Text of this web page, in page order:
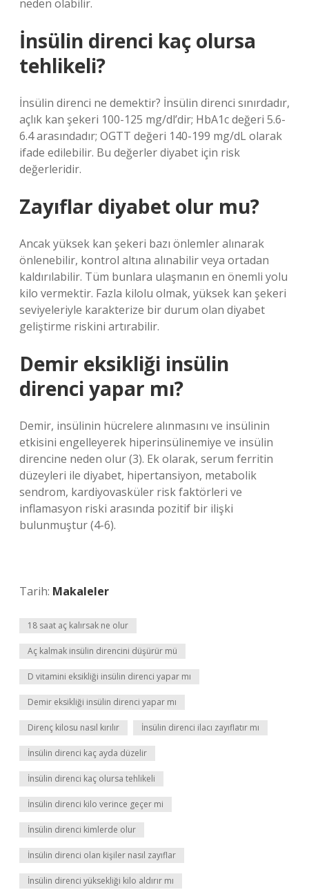
neden olabilir.
İnsülin direnci kaç olursa
tehlikeli?
İnsülin direnci ne demektir? İnsülin direnci sınırdadır,
açlık kan şekeri 100-125 mg/dl’dir; HbA1c değeri 5.6-
6.4 arasındadır; OGTT değeri 140-199 mg/dL olarak
ifade edilebilir. Bu değerler diyabet için risk
değerleridir.
Zayıflar diyabet olur mu?
Ancak yüksek kan şekeri bazı önlemler alınarak
önlenebilir, kontrol altına alınabilir veya ortadan
kaldırılabilir. Tüm bunlara ulaşmanın en önemli yolu
kilo vermektir. Fazla kilolu olmak, yüksek kan şekeri
seviyeleriyle karakterize bir durum olan diyabet
geliştirme riskini artırabilir.
Demir eksikliği insülin
direnci yapar mı?
Demir, insülinin hücrelere alınmasını ve insülinin
etkisini engelleyerek hiperinsülinemiye ve insülin
direncine neden olur (3). Ek olarak, serum ferritin
düzeyleri ile diyabet, hipertansiyon, metabolik
sendrom, kardiyovasküler risk faktörleri ve
inflamasyon riski arasında pozitif bir ilişki
bulunmuştur (4-6).
Tarih: Makaleler
18 saat aç kalırsak ne olur
Aç kalmak insülin direncini düşürür mü
D vitamini eksikliği insülin direnci yapar mı
Demir eksikliği insülin direnci yapar mı
Direnç kilosu nasıl kırılır İnsülin direnci ilacı zayıflatır mı
İnsülin direnci kaç ayda düzelir
İnsülin direnci kaç olursa tehlikeli
İnsülin direnci kilo verince geçer mi
İnsülin direnci kimlerde olur
İnsülin direnci olan kişiler nasıl zayıflar
İnsülin direnci yüksekliği kilo aldırır mı